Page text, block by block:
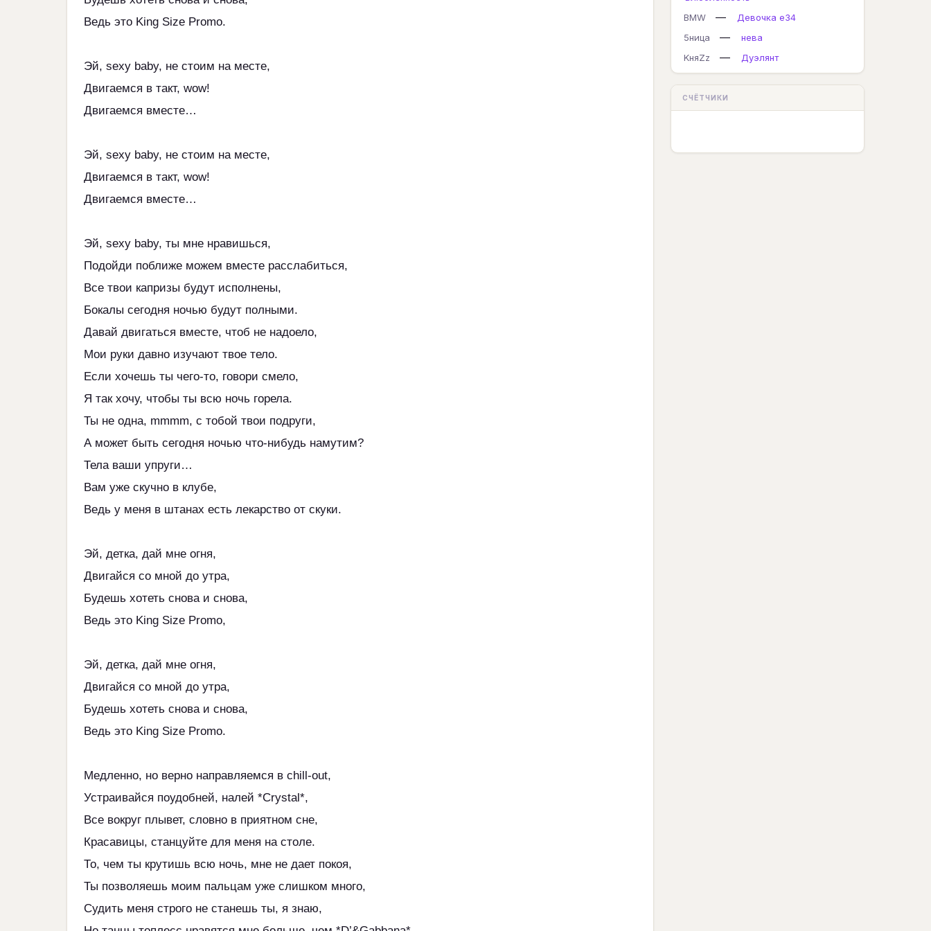
Ведь это King Size Promo.
Эй, sexy baby, не стоим на месте,
Двигаемся в такт, wow!
Двигаемся вместе…
Эй, sexy baby, не стоим на месте,
Двигаемся в такт, wow!
Двигаемся вместе…
Эй, sexy baby, ты мне нравишься,
Подойди поближе можем вместе расслабиться,
Все твои капризы будут исполнены,
Бокалы сегодня ночью будут полными.
Давай двигаться вместе, чтоб не надоело,
Мои руки давно изучают твое тело.
Если хочешь ты чего-то, говори смело,
Я так хочу, чтобы ты всю ночь горела.
Ты не одна, mmmm, с тобой твои подруги,
А может быть сегодня ночью что-нибудь намутим?
Тела ваши упруги…
Вам уже скучно в клубе,
Ведь у меня в штанах есть лекарство от скуки.
Эй, детка, дай мне огня,
Двигайся со мной до утра,
Будешь хотеть снова и снова,
Ведь это King Size Promo,
Эй, детка, дай мне огня,
Двигайся со мной до утра,
Будешь хотеть снова и снова,
Ведь это King Size Promo.
Медленно, но верно направляемся в chill-out,
Устраивайся поудобней, налей *Crystal*,
Все вокруг плывет, словно в приятном сне,
Красавицы, станцуйте для меня на столе.
То, чем ты крутишь всю ночь, мне не дает покоя,
Ты позволяешь моим пальцам уже слишком много,
Судить меня строго не станешь ты, я знаю,
BMW
—
Девочка е34
5ница
—
нева
KняZz
— Дуэлянт
СЧЁТЧИКИ